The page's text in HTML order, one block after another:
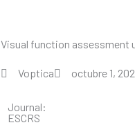
Visual function assessment
Voptica octubre 1,
Journal:
ESCRS